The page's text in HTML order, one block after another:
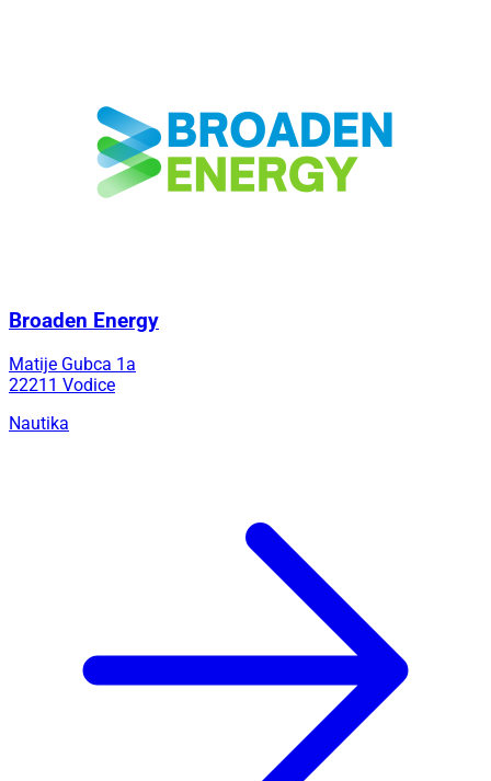
Broaden Energy
Matije Gubca 1a
22211 Vodice
Nautika